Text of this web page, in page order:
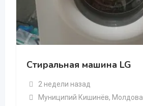
Стиральная машина LG
2 недели назад
Муниципий Кишинёв, Молдова